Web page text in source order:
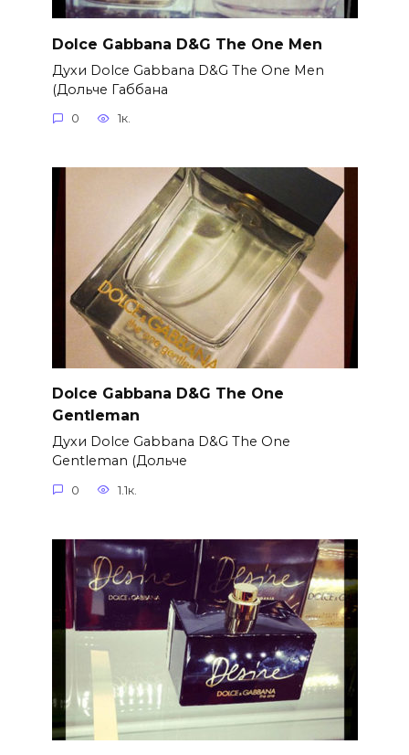
Dolce Gabbana D&G The One Men
Духи Dolce Gabbana D&G The One Men
(Дольче Габбана
0 1к.
Dolce Gabbana D&G The One
Gentleman
Духи Dolce Gabbana D&G The One
Gentleman (Дольче
0 1.1к.